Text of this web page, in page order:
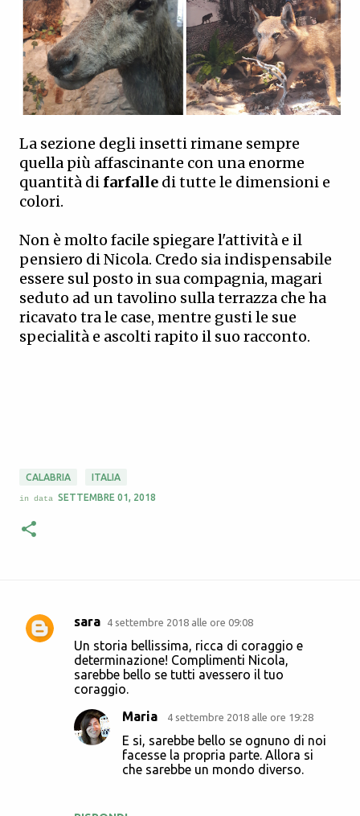
La sezione degli insetti rimane sempre
quella più affascinante con una enorme
quantità di farfalle di tutte le dimensioni e
colori.
Non è molto facile spiegare l'attività e il
pensiero di Nicola. Credo sia indispensabile
essere sul posto in sua compagnia, magari
seduto ad un tavolino sulla terrazza che ha
ricavato tra le case, mentre gusti le sue
specialità e ascolti rapito il suo racconto.
CALABRIA ITALIA
in data SETTEMBRE 01, 2018
C
sara 4 settembre 2018 alle ore 09:08
Un storia bellissima, ricca di coraggio e
determinazione! Complimenti Nicola,
sarebbe bello se tutti avessero il tuo
coraggio.
Maria 4 settembre 2018 alle ore 19:28
E si, sarebbe bello se ognuno di noi
facesse la propria parte. Allora si
che sarebbe un mondo diverso.